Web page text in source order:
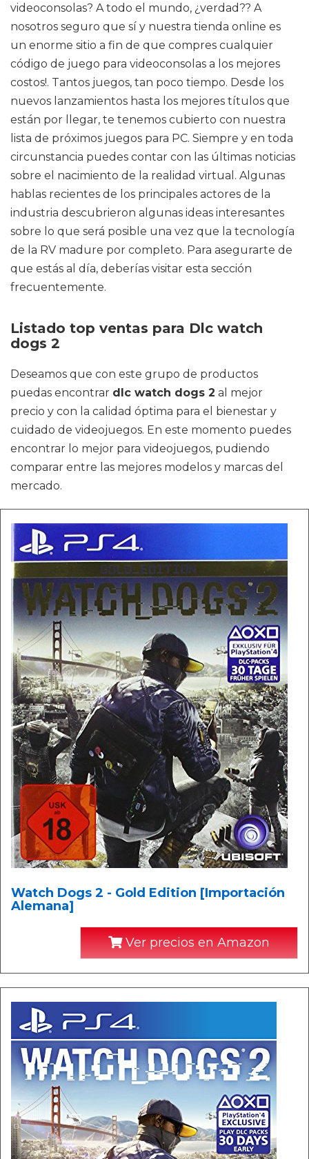
videoconsolas? A todo el mundo, ¿verdad?? A
nosotros seguro que sí y nuestra tienda online es
un enorme sitio a fin de que compres cualquier
código de juego para videoconsolas a los mejores
costos!. Tantos juegos, tan poco tiempo. Desde los
nuevos lanzamientos hasta los mejores títulos que
están por llegar, te tenemos cubierto con nuestra
lista de próximos juegos para PC. Siempre y en toda
circunstancia puedes contar con las últimas noticias
sobre el nacimiento de la realidad virtual. Algunas
hablas recientes de los principales actores de la
industria descubrieron algunas ideas interesantes
sobre lo que será posible una vez que la tecnología
de la RV madure por completo. Para asegurarte de
que estás al día, deberías visitar esta sección
frecuentemente.
Listado top ventas para Dlc watch
dogs 2
Deseamos que con este grupo de productos
puedas encontrar dlc watch dogs 2 al mejor
precio y con la calidad óptima para el bienestar y
cuidado de videojuegos. En este momento puedes
encontrar lo mejor para videojuegos, pudiendo
comparar entre las mejores modelos y marcas del
mercado.
Watch Dogs 2 - Gold Edition [Importación
Alemana]
Ver precios en Amazon